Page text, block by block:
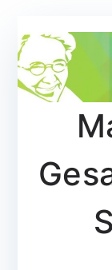
Inhalt
springen